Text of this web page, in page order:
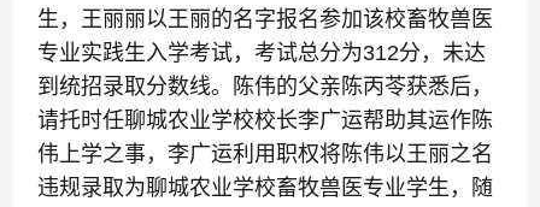
生，王丽丽以王丽的名字报名参加该校畜牧兽医
专业实践生入学考试，考试总分为312分，未达
到统招录取分数线。陈伟的父亲陈丙苓获悉后，
请托时任聊城农业学校校长李广运帮助其运作陈
伟上学之事，李广运利用职权将陈伟以王丽之名
违规录取为聊城农业学校畜牧兽医专业学生，随